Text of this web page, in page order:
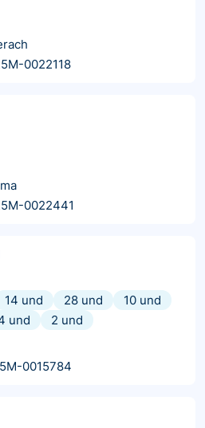
0022118
0022441
14 und 28 und
10 und
und
2 und
0015784